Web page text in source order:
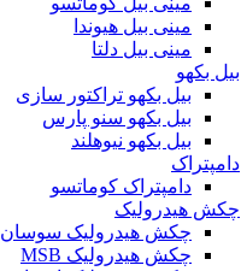
مینی بیل هیوندا
مینی بیل دلتا
بیل بکهو
بیل بکهو تراکتور سازی
بیل بکهو سنو پارس
بیل بکهو نیوهلند
دامپتراک
دامپتراک کوماتسو
چکش هیدرولیک
چکش هیدرولیک سوسان
چکش هیدرولیک MSB